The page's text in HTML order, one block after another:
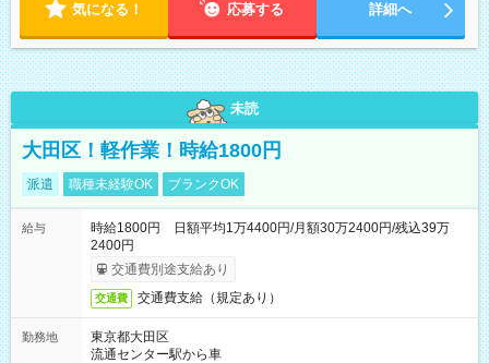
気になる！ 応募する 詳細へ
未読
大田区！軽作業！時給1800円
派遣 職種未経験OK ブランクOK
給与
時給1800円 日額平均1万4400円/月額30万2400円/残込39万
2400円
交通費別途支給あり
交通費 交通費支給（規定あり）
勤務地
東京都大田区
流通センター駅から車